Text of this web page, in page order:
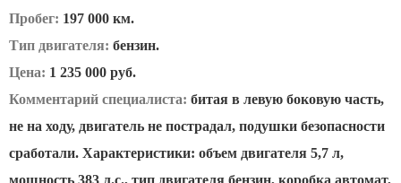
Пробег: 197 000 км.
Тип двигателя: бензин.
Цена: 1 235 000 руб.
Комментарий специалиста: битая в левую боковую часть,
не на ходу, двигатель не пострадал, подушки безопасности
сработали. Характеристики: объем двигателя 5,7 л,
мощность 383 л.с., тип двигателя бензин, коробка автомат,